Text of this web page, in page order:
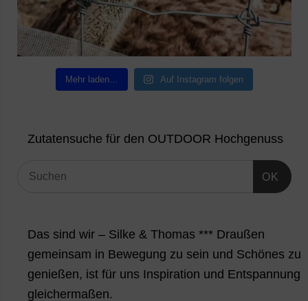
Mehr laden… Auf Instagram folgen
Zutatensuche für den OUTDOOR Hochgenuss
OK
Das sind wir – Silke & Thomas *** Draußen
gemeinsam in Bewegung zu sein und Schönes zu
genießen, ist für uns Inspiration und Entspannung
gleichermaßen.